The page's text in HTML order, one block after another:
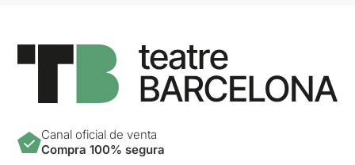
Canal oficial de venta
Compra 100% segura